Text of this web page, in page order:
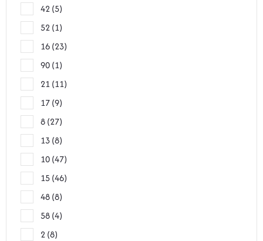
42 5
52 1
16 23
90 1
21 11
17 9
8 27
13 8
10 47
15 46
48 8
58 4
2 8